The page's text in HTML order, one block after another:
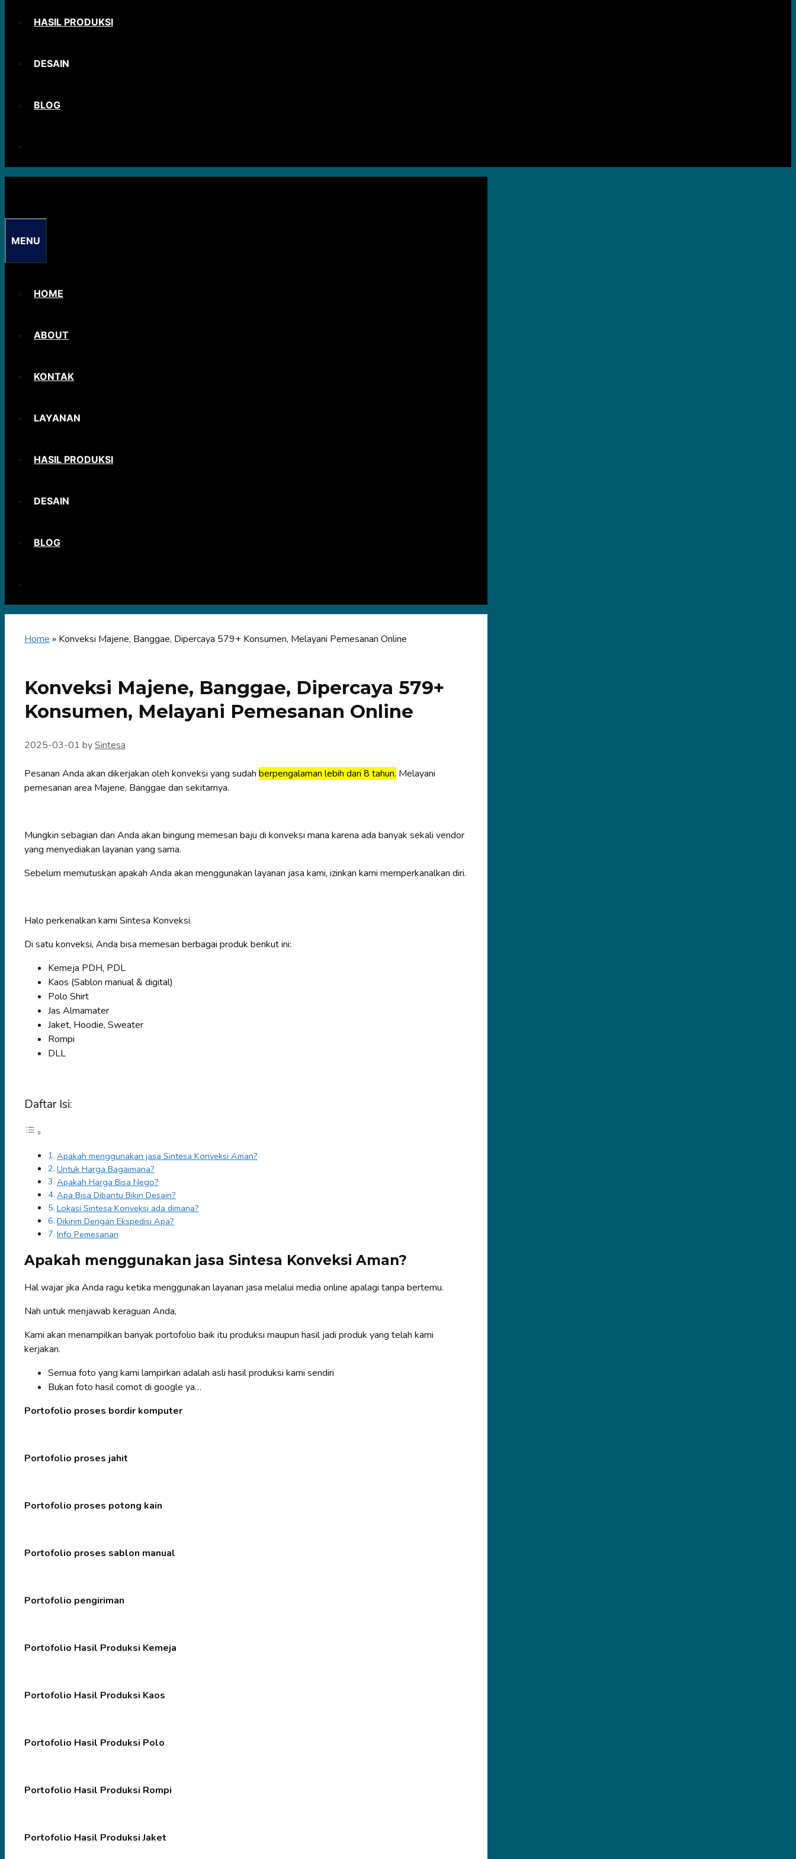
HASIL PRODUKSI
DESAIN
BLOG
MENU
HOME
ABOUT
KONTAK
LAYANAN
HASIL PRODUKSI
DESAIN
BLOG
Home » Konveksi Majene, Banggae, Dipercaya 579+ Konsumen, Melayani Pemesanan Online
Konveksi Majene, Banggae, Dipercaya 579+
Konsumen, Melayani Pemesanan Online
2025-03-01 bySintesa
Pesanan Anda akan dikerjakan oleh konveksi yang sudah berpengalaman lebih dari 8 tahun. Melayani
pemesanan area Majene, Banggae dan sekitarnya.
Mungkin sebagian dari Anda akan bingung memesan baju di konveksi mana karena ada banyak sekali vendor
yang menyediakan layanan yang sama.
Sebelum memutuskan apakah Anda akan menggunakan layanan jasa kami, izinkan kami memperkanalkan diri.
Halo perkenalkan kami Sintesa Konveksi.
Di satu konveksi, Anda bisa memesan berbagai produk berikut ini:
Kemeja PDH, PDL
Kaos (Sablon manual & digital)
Polo Shirt
Jas Almamater
Jaket, Hoodie, Sweater
Rompi
DLL
Daftar Isi:
Apakah menggunakan jasa Sintesa Konveksi Aman?
Untuk Harga Bagaimana?
Apakah Harga Bisa Nego?
Apa Bisa Dibantu Bikin Desain?
Lokasi Sintesa Konveksi ada dimana?
Dikirim Dengan Ekspedisi Apa?
Info Pemesanan
Apakah menggunakan jasa Sintesa Konveksi Aman?
Hal wajar jika Anda ragu ketika menggunakan layanan jasa melalui media online apalagi tanpa bertemu.
Nah untuk menjawab keraguan Anda,
Kami akan menampilkan banyak portofolio baik itu produksi maupun hasil jadi produk yang telah kami
kerjakan.
Semua foto yang kami lampirkan adalah asli hasil produksi kami sendiri
Bukan foto hasil comot di google ya…
Portofolio proses bordir komputer
Portofolio proses jahit
Portofolio proses potong kain
Portofolio proses sablon manual
Portofolio pengiriman
Portofolio Hasil Produksi Kemeja
Portofolio Hasil Produksi Kaos
Portofolio Hasil Produksi Polo
Portofolio Hasil Produksi Rompi
Portofolio Hasil Produksi Jaket